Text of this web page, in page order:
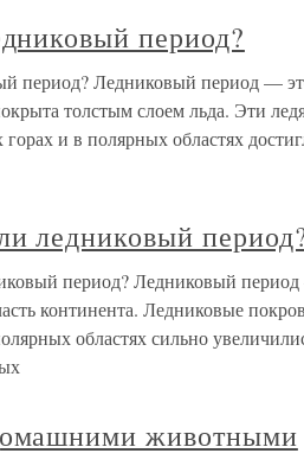
период?
период? Ледниковый период —
толстым слоем льда. Эти
и в полярных областях
ледниковый
период? Ледниковый
континента. Ледниковые
областях сильно
животными